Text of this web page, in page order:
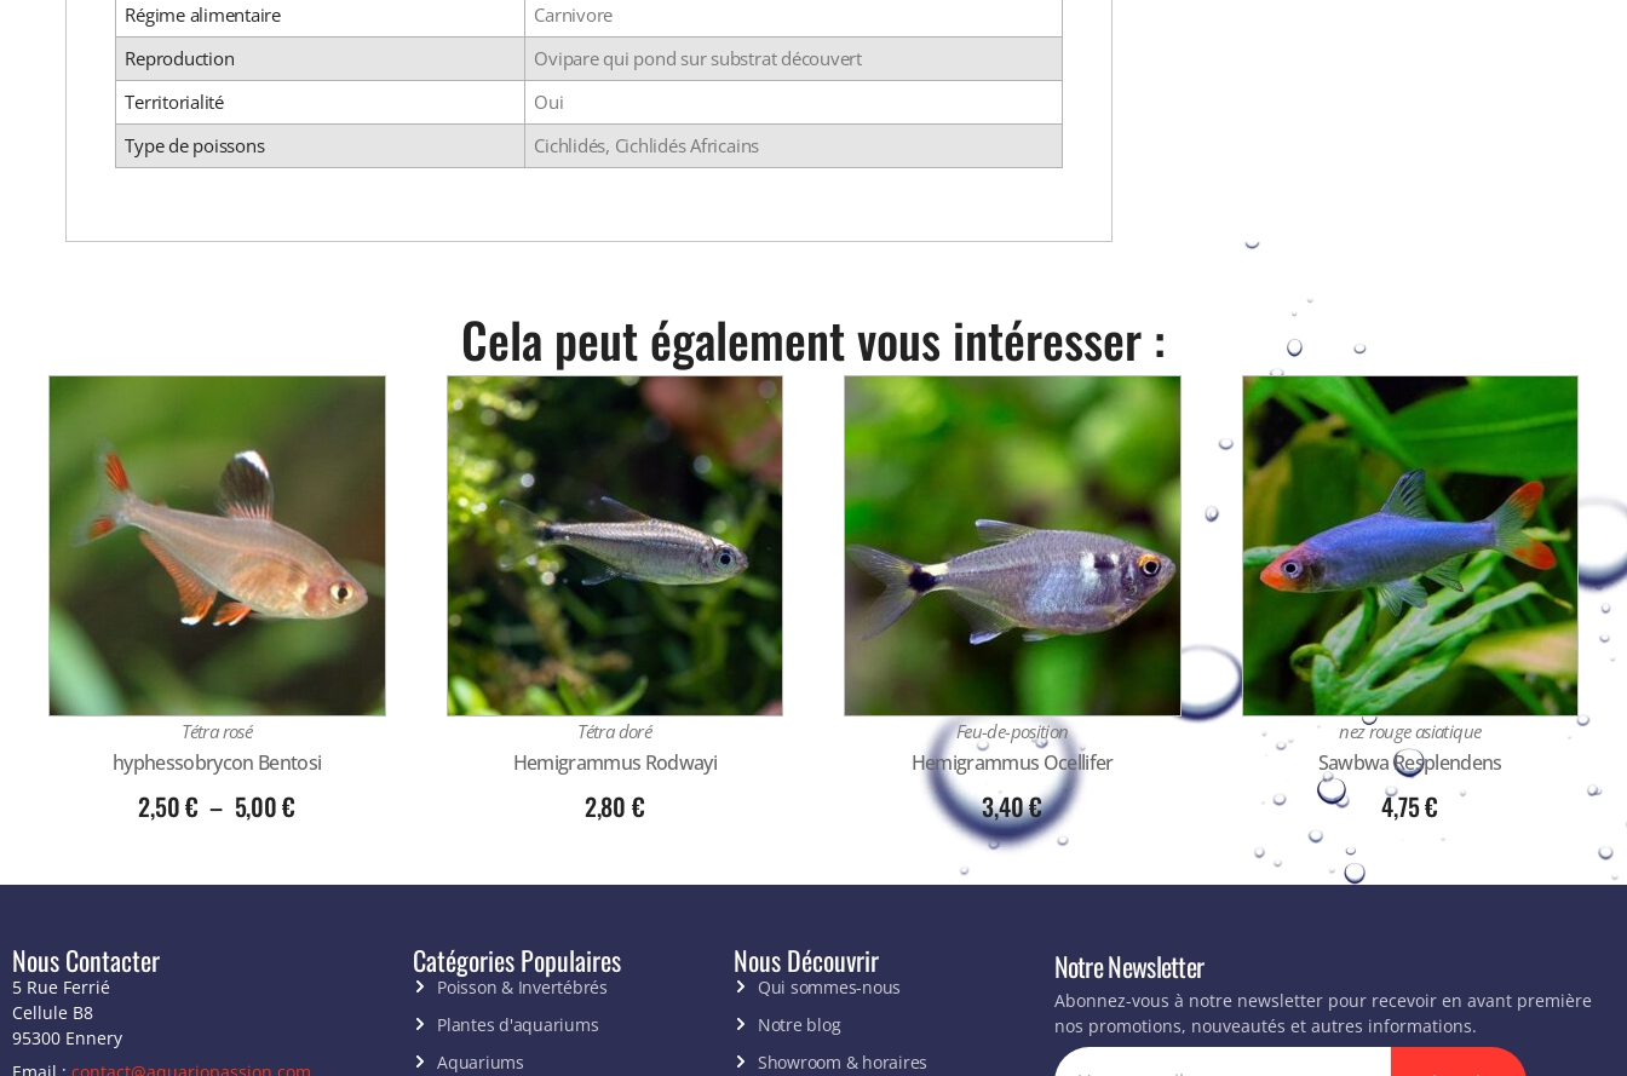
Régime alimentaire
Carnivore
Reproduction
Ovipare qui pond sur substrat découvert
Territorialité
Oui
Type de poissons
Cichlidés, Cichlidés Africains
Cela peut également vous intéresser :
Tétra rosé
hyphessobrycon Bentosi
2,50€ – 5,00€
Tétra doré
Hemigrammus Rodwayi
2,80 €
Feu-de-position
Hemigrammus Ocellifer
3,40€
nez rouge asiatique
Sawbwa Resplendens
4,75€
Nous Contacter
5 Rue Ferrié
Cellule B8
95300 Ennery
Catégories Populaires
Poisson & Invertébrés
Plantes d'aquariums
Aquariums
Nous Découvrir
Qui sommes-nous
Notre blog
Showroom & horaires
Notre Newsletter
Abonnez-vous à notre newsletter pour recevoir en avant première
nos promotions, nouveautés et autres informations.